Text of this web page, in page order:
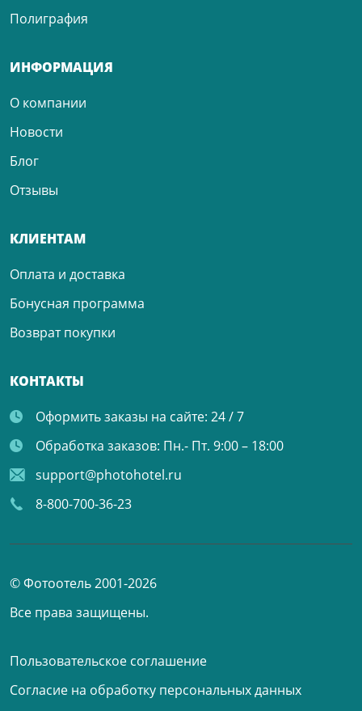
Полиграфия
ИНФОРМАЦИЯ
О компании
Новости
Блог
Отзывы
КЛИЕНТАМ
Оплата и доставка
Бонусная программа
Возврат покупки
КОНТАКТЫ
Оформить заказы на сайте: 24 / 7
Обработка заказов: Пн.- Пт. 9:00 – 18:00
support@photohotel.ru
8-800-700-36-23
© Фотоотель 2001-2026
Все права защищены.
Пользовательское соглашение
Согласие на обработку персональных данных